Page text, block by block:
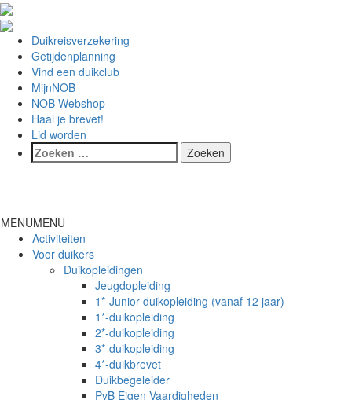
Duikreisverzekering
Getijdenplanning
Vind een duikclub
MijnNOB
NOB Webshop
Haal je brevet!
Lid worden
MENUMENU
Activiteiten
Voor duikers
Duikopleidingen
Jeugdopleiding
1*-Junior duikopleiding (vanaf 12 jaar)
1*-duikopleiding
2*-duikopleiding
3*-duikopleiding
4*-duikbrevet
Duikbegeleider
PvB Eigen Vaardigheden